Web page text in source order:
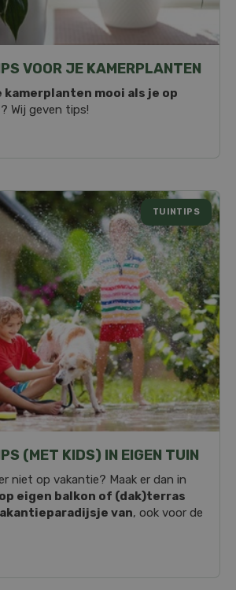
VOOR JE KAMERPLANTEN
kamerplanten mooi als je op
? Wij geven tips!
(MET KIDS) IN EIGEN TUIN
TUINTIPS
niet op vakantie? Maak er dan in
eigen balkon of (dak)terras
van, ook voor de